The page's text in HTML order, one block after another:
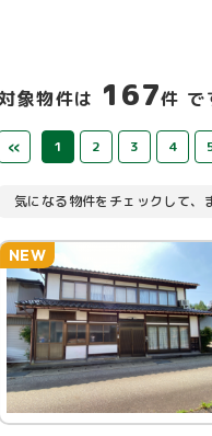
象物件は 167件 で
« 1 2 3 4
気になる物件をチェックして、
NEW